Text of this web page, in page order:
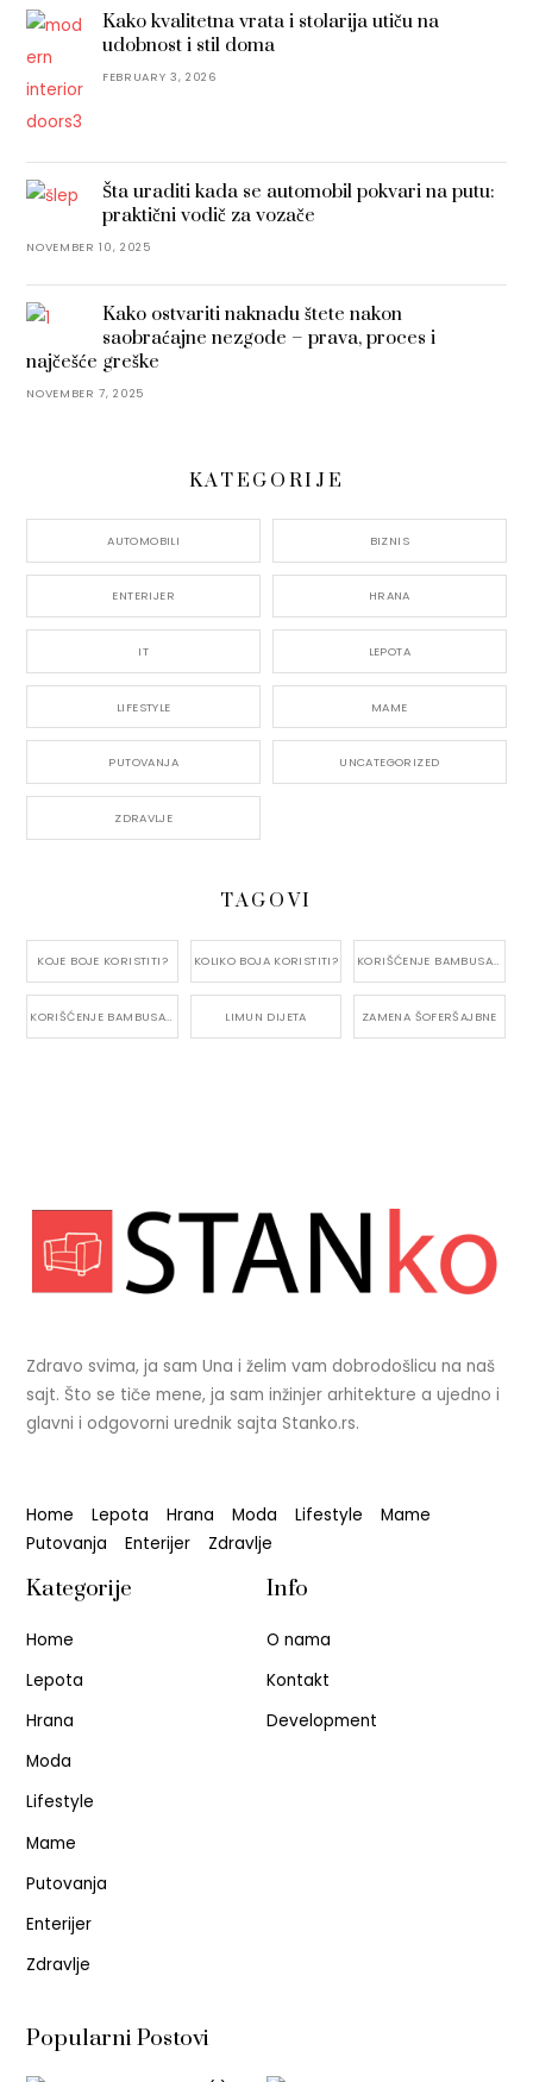
Kako kvalitetna vrata i stolarija utiču na
udobnost i stil doma
FEBRUARY 3, 2026
Šta uraditi kada se automobil pokvari na putu:
praktični vodič za vozače
NOVEMBER 10, 2025
Kako ostvariti naknadu štete nakon
saobraćajne nezgode – prava, proces i
najčešće greške
NOVEMBER 7, 2025
KATEGORIJE
AUTOMOBILI BIZNIS
ENTERIJER HRANA
IT LEPOTA
LIFESTYLE MAME
PUTOVANJA UNCATEGORIZED
ZDRAVLJE
TAGOVI
KOJE BOJE KORISTITI? KOLIKO BOJA KORISTITI? KORIŠĆENJE BAMBUSA U KUĆI
KORIŠĆENJE BAMBUSA VAN KUĆE LIMUN DIJETA ZAMENA ŠOFERŠAJBNE
Zdravo svima, ja sam Una i želim vam dobrodošlicu na naš
sajt. Što se tiče mene, ja sam inžinjer arhitekture a ujedno i
glavni i odgovorni urednik sajta Stanko.rs.
Home Lepota Hrana Moda Lifestyle
Mame
Putovanja
Enterijer Zdravlje
Kategorije
Home
Lepota
Hrana
Moda
Lifestyle
Mame
Putovanja
Enterijer
Zdravlje
Info
O nama
Kontakt
Development
Popularni Postovi